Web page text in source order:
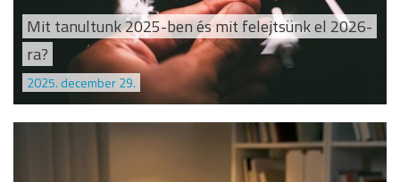
Mit tanultunk 2025-ben és mit felejtsünk el 2026-
ra?
2025. december 29.